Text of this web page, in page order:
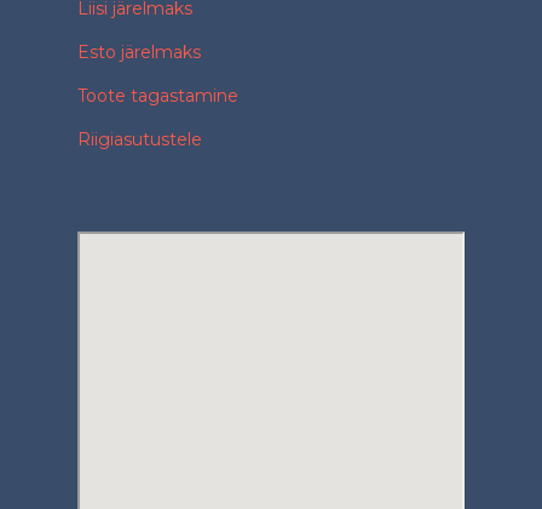
Liisi järelmaks
Esto järelmaks
Toote tagastamine
Riigiasutustele